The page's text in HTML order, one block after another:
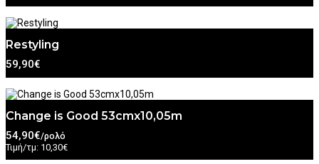
Restyling
59,90€
Change is Good 53cmx10,05m
54,90€/ρολό
Τιμή/τμ: 10,30€